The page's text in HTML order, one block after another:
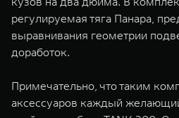
регулируемая тяга Панара,
выравнивания геометрии
доработок.
Примечательно, что таким
аксессуаров каждый